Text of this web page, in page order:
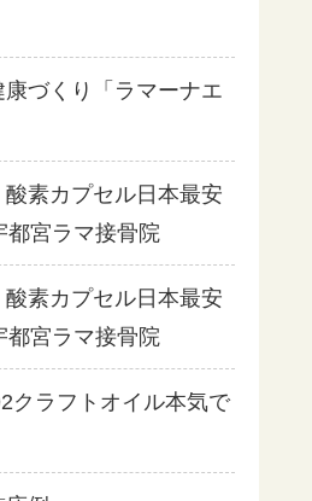
づくり「ラマーナエ
素カプセル日本最安
都宮ラマ接骨院
素カプセル日本最安
都宮ラマ接骨院
クラフトオイル本気で